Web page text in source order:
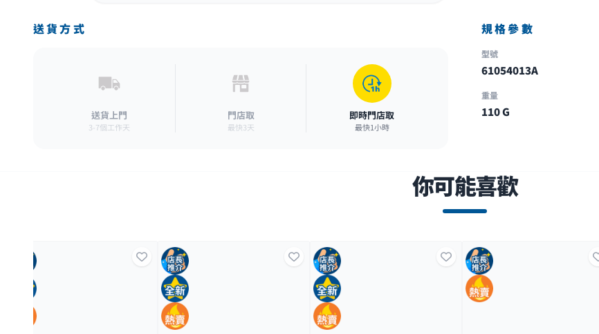
送貨方式
送貨上門
3-7個工作天
門店取
最快3天
即時門店取
最快1小時
規格參數
型號
61054013A
重量
110 G
你可能喜歡